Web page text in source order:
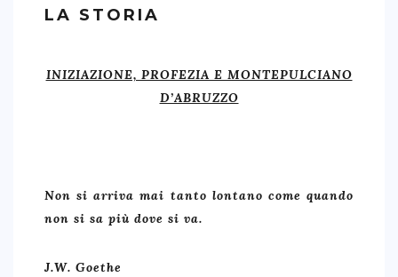
ARCHIVIO ARTICOLI
EVVIVA LA ROMAGNA, EVVIVA IL SANGIOVESE…
LA STORIA
INIZIAZIONE, PROFEZIA E MONTEPULCIANO
D’ABRUZZO
Non si arriva mai tanto lontano come quando
non si sa più dove si va.
J.W. Goethe